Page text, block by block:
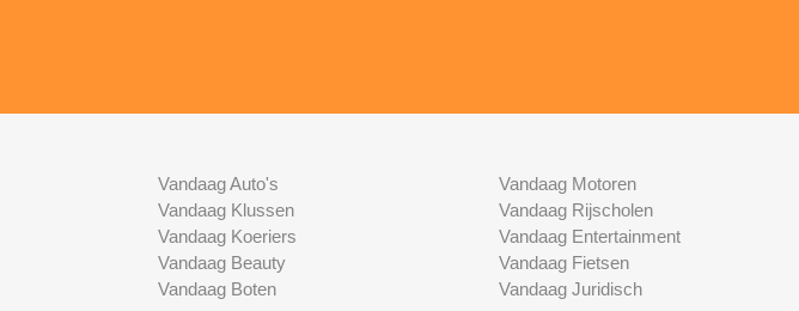
Vandaag Auto's
Vandaag Klussen
Vandaag Koeriers
Vandaag Beauty
Vandaag Boten
Vandaag Motoren
Vandaag Rijscholen
Vandaag Entertainment
Vandaag Fietsen
Vandaag Juridisch